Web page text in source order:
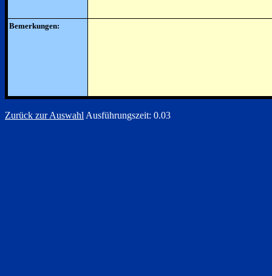
Bemerkungen:
Zurück zur Auswahl Ausführungszeit: 0.03